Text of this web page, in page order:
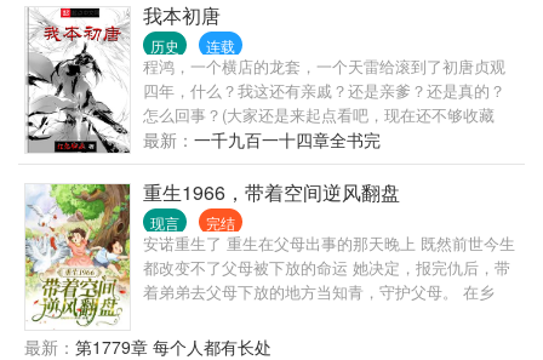
御了魔导炮，挡下了无数斗气、魔法、黑火药、甚至
阴谋。 这是一个注定要凌驾于众神之上的强者，以及
与他那神秘契约兽之间的故事。
的房子。 写的仙剑话本因为结局太悲，引得邀月上门
要用小皮鞭抽他。 东方不败也因为被他话本致郁，说
要请他吃绣花针。 随着找上门的女侠越来越多，陈平
安只得无奈大喊。 “我家真的住不下了！” 系统的出
现，让他躺平之余也能提升实力。 他只想每天吃着小
厨娘做的美食，看看焰灵姬跳极乐净土。 只是，女侠
们总是对他图谋不轨。 甚至还有一些不开眼的上门找
茬，对于这种人，陈平安只能送他们上路。 对于
我本初唐
历史 连载
程鸿，一个横店的龙套，一个天雷给滚到了初唐贞观
四年，什么？我这还有亲戚？还是亲爹？还是真的？
怎么回事？(大家还是来起点看吧，现在还不够收藏
呢)P；很多人告诉我说，前面几章你改改吧！又不分
段，又没标点，影响阅读。简直就是小学生试卷添标
点断句的题目…… 我一直没改，倒不是一意孤行，而
是这段承载着一个东西，至于是什么我就不卖惨了。
若是有机会说给你们听，海涵一下将就看吧！
最新： 一千九百一十四章全书完
重生1966，带着空间逆风翻盘
现言 完结
安诺重生了 重生在父母出事的那天晚上 既然前世今生
都改变不了父母被下放的命运 她决定，报完仇后，带
着弟弟去父母下放的地方当知青，守护父母。 在乡
风生水起。
最新： 第1779章 每个人都有长处